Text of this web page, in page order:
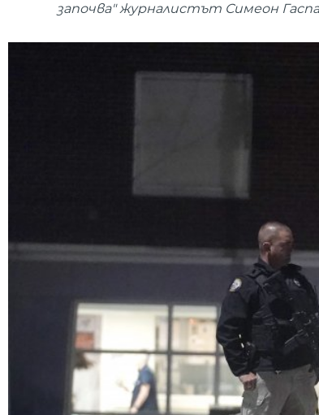
започва" журналистът Симеон